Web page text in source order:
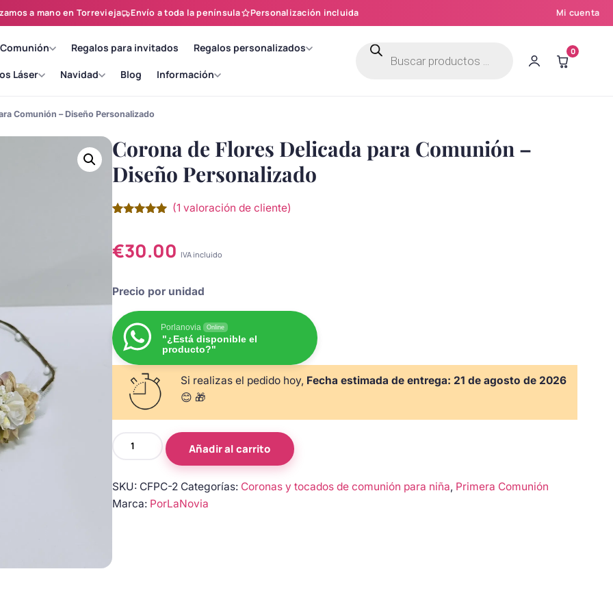
a mano en Torrevieja Envío a toda la península Personalización incluida Mi cuenta
Regalos para invitados Regalos personalizados
Láser Navidad Blog Información
Búsqueda
productos
0
Comunión – Diseño Personalizado
Corona de Flores Delicada para Comunión –
Diseño Personalizado
5 en base
avaloración
(1 valoración de cliente)
€30.00 IVA incluido
Precio por unidad
Porlanovia Online
"¿Está disponible el
producto?"
Si realizas el pedido hoy, Fecha estimada de entrega: 21 de agosto de 2026
😊 🎁
Corona
Delicada
para
Diseño
Añadir al carrito
SKU: CFPC-2 Categorías: Coronas y tocados de comunión para niña, Primera Comunión
Marca: PorLaNovia